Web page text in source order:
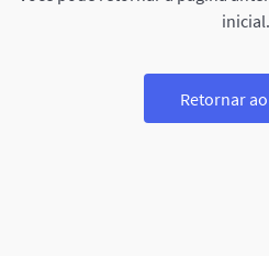
inicial.
Retornar